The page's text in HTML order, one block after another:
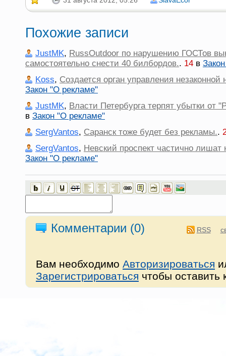
Похожие записи
JustMK, RussOutdoor по нарушению ГОСТов
самостоятельно снести 40 билбордов.. 14 в
Koss, Создается орган управления
Закон "О рекламе"
JustMK, Власти Петербурга терпят убытки от
в Закон "О рекламе"
SergVantos, Саранск тоже будет без рекламы..
SergVantos, Невский проспект частично
Закон "О рекламе"
Комментарии (0) RSS
Вам необходимо Авторизироваться
Зарегистрироваться чтобы оставить